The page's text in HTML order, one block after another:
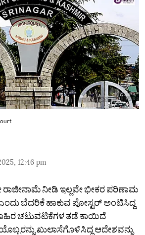
12:46 pm
ನೀಡಿ ಇಲ್ಲವೇ ಭೀಕರ ಪರಿಣಾಮ
ಬೆದರಿಕೆ ಹಾಕುವ ಪೋಸ್ಟರ್‌ ಅಂಟಿಸಿದ್ದ
ಚಟುವಟಿಕೆಗಳ ತಡೆ ಕಾಯಿದೆ
ಖುಲಾಸೆಗೊಳಿಸಿದ್ದ ಆದೇಶವನ್ನು